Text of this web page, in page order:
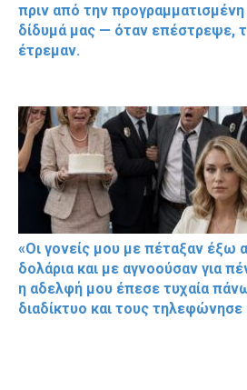
πριν από την προγραμματισμένη
δίδυμά μας — όταν επέστρεψε,
έτρεμαν.
«Οι γονείς μου με πέταξαν έξω
δολάρια και με αγνοούσαν για
η αδελφή μου έπεσε τυχαία
διαδίκτυο και τους τηλεφώνησε